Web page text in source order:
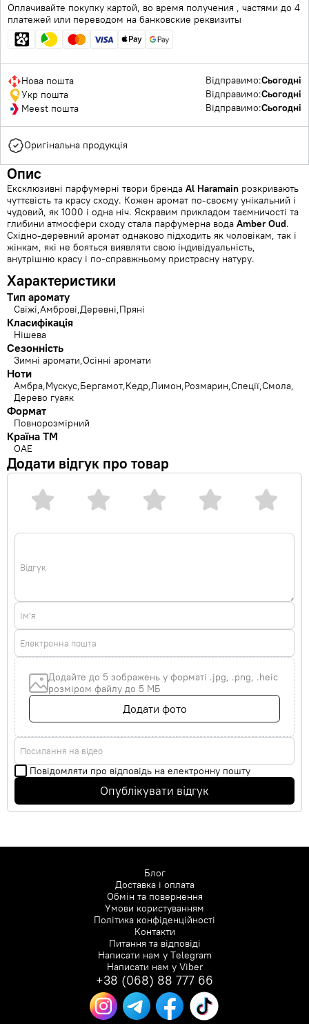
Оплачивайте покупку картой, во время получения , частями до 4
платежей или переводом на банковские реквизиты
Нова пошта Відправимо:Сьогодні
Укр пошта
Відправимо:Сьогодні
Meest пошта
Відправимо:Сьогодні
Оригінальна продукція
Опис
Ексклюзивні парфумерні твори бренда Al Haramain розкривають
чуттєвість та красу сходу. Кожен аромат по-своєму унікальний і
чудовий, як 1000 і одна ніч. Яскравим прикладом таємничості та
глибини атмосфери сходу стала парфумерна вода Amber Oud.
Східно-деревний аромат однаково підходить як чоловікам, так і
жінкам, які не бояться виявляти свою індивідуальність,
внутрішню красу і по-справжньому пристрасну натуру.
Характеристики
Тип аромату
Свіжі Амброві Деревні Пряні
Класифікація
Нішева
Сезонність
Зимні аромати Осінні аромати
Ноти
Амбра Мускус Бергамот Кедр Лимон Розмарин Спеції Смола
Дерево гуаяк
Формат
Повнорозмірний
Країна ТМ
ОАЕ
Додати відгук про товар
Відгук
Ім'я
Електронна пошта
Додайте до 5 зображень у форматі .jpg, .png, .heic
розміром файлу до 5 МБ
Додати фото
Посилання на відео
Повідомляти про відповідь на електронну пошту
Опублікувати відгук
Блог
Доставка і оплата
Обмін та повернення
Умови користуванням
Політика конфіденційності
Контакти
Питання та відповіді
Написати нам уTelegram
Написати нам уViber
+38 (068) 88 777 66